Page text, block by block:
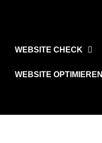
WEBSITE CHECK
WEBSITE OPTIMIEREN